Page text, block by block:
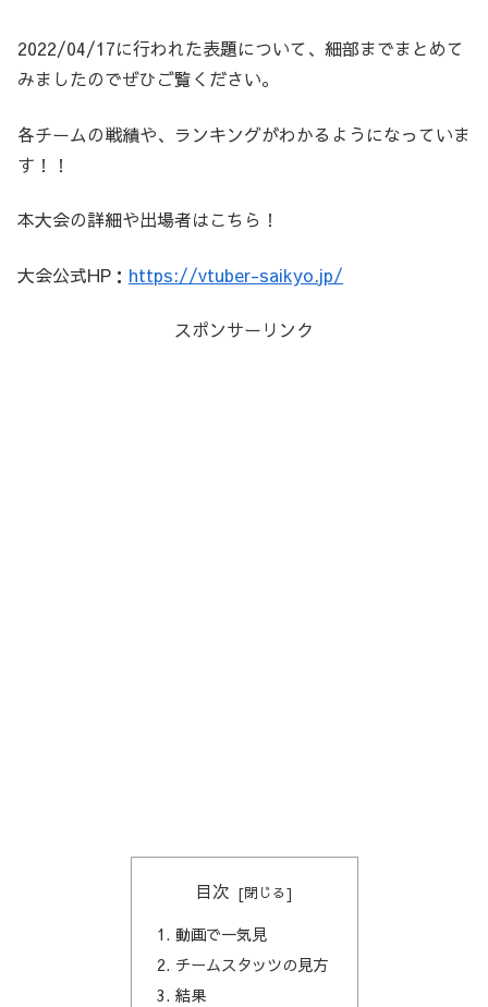
2022/04/17に行われた表題について、細部までまとめて
みましたのでぜひご覧ください。
各チームの戦績や、ランキングがわかるようになっていま
す！！
本大会の詳細や出場者はこちら！
大会公式HP： https://vtuber-saikyo.jp/
スポンサーリンク
目次
動画で一気見
チームスタッツの見方
結果